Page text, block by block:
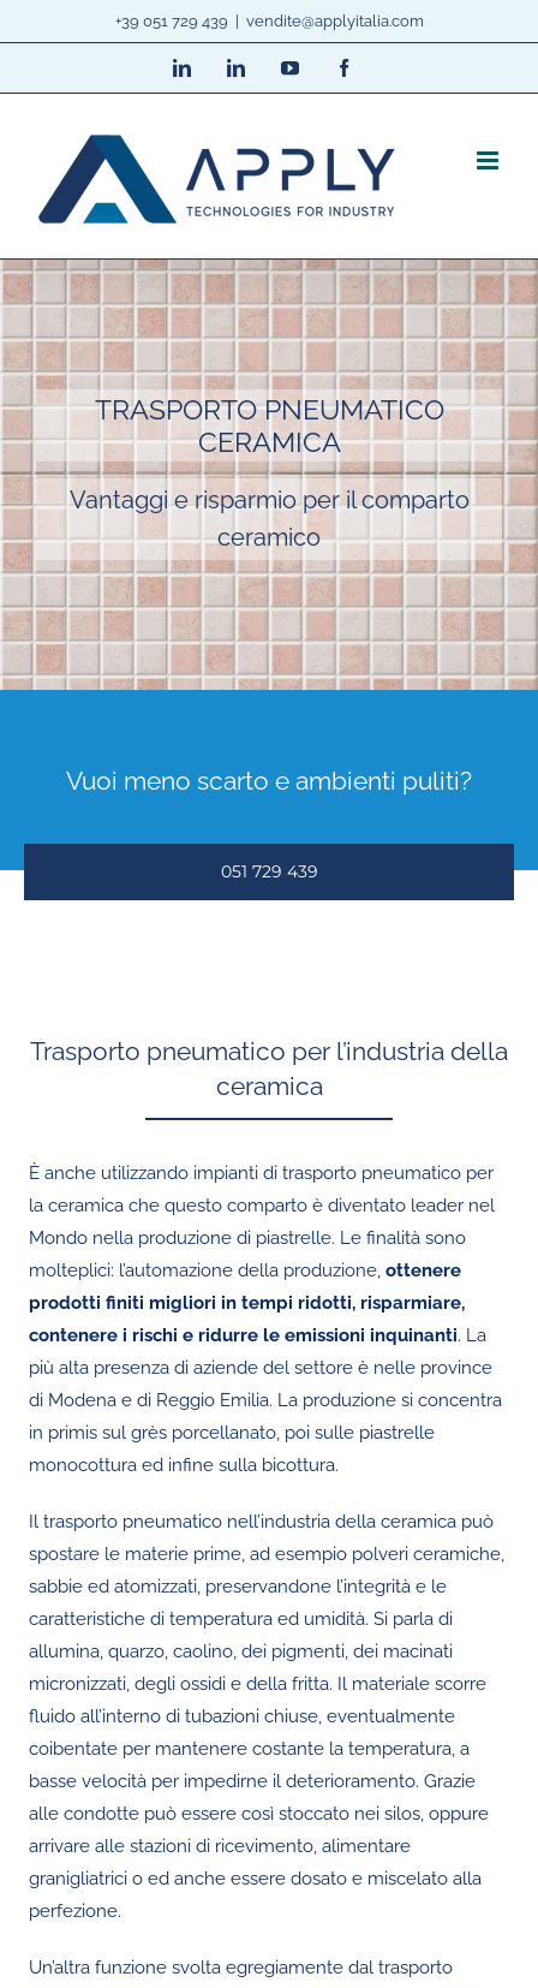
al
+39 051 729 439 vendite@applyitalia.com
LinkedInLinkedInYouTube
TRASPORTO PNEUMATICO
CERAMICA
Vantaggi e risparmio per il comparto
ceramico
Vuoi meno scarto e ambienti puliti?
051 729 439
Trasporto pneumatico per l’industria della
ceramica
È anche utilizzando impianti di trasporto pneumatico per
la ceramica che questo comparto è diventato leader nel
Mondo nella produzione di piastrelle. Le finalità sono
molteplici: l’automazione della produzione,ottenere
prodotti finiti migliori in tempi ridotti, risparmiare,
contenere i rischi e ridurre le emissioni inquinanti. La
più alta presenza di aziende del settore è nelle province
di Modena e di Reggio Emilia. La produzione si concentra
in primis sul grès porcellanato, poi sulle piastrelle
monocottura ed infine sulla bicottura.
Il trasporto pneumatico nell’industria della ceramica può
spostare le materie prime, ad esempio polveri ceramiche,
sabbie ed atomizzati, preservandone l’integrità e le
caratteristiche di temperatura ed umidità. Si parla di
allumina, quarzo, caolino, dei pigmenti, dei macinati
micronizzati, degli ossidi e della fritta. Il materiale scorre
fluido all’interno di tubazioni chiuse, eventualmente
coibentate per mantenere costante la temperatura, a
basse velocità per impedirne il deterioramento. Grazie
alle condotte può essere così stoccato nei silos, oppure
arrivare alle stazioni di ricevimento, alimentare
granigliatrici o ed anche essere dosato e miscelato alla
perfezione.
Un’altra funzione svolta egregiamente dal trasporto